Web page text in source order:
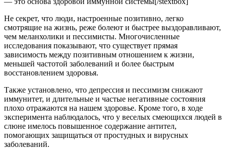
Не секрет, что люди, настроенные позитивно, легко
смотрящие на жизнь, реже болеют и быстрее выздоравливают,
чем меланхолики и пессимисты. Многочисленные
исследования показывают, что существует прямая
зависимость между позитивным отношением к жизни,
меньшей частотой заболеваний и более быстрым
восстановлением здоровья.
Также установлено, что депрессия и пессимизм снижают
иммунитет, и длительные и частые негативные состояния
плохо отражаются на нашем здоровье. Кроме того, в ходе
эксперимента наблюдалось, что у веселых смеющихся людей в
слюне имелось повышенное содержание антител,
помогающих защищаться от простудных и вирусных
заболеваний.